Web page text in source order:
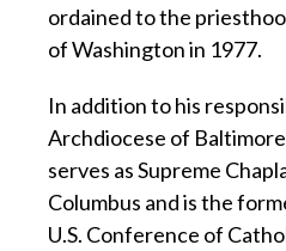
ordained to the
of Washington in 1977.
In addition to his
Archdiocese of
serves as Supreme
Columbus and is the
U.S. Conference of